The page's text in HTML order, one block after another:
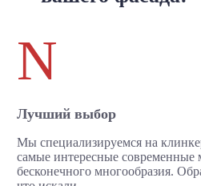
N
Лучший выбор
Мы специализируемся на
самые интересные современные
бесконечного многообразия.